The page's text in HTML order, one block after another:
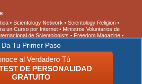
Da Tu Primer Paso
al Verdadero Tú
DE PERSONALIDAD
GRATUITO
Scientology Network
Scientology Religion
un Curso por Internet
Ministros Voluntarios de
de Scientologists
Freedom Magazine
En Apoyo de Un Mundo Sin Drogas
por los Derechos Humanos
Humanos
Internacional. Todos los derechos reservados.
•Términos de Uso